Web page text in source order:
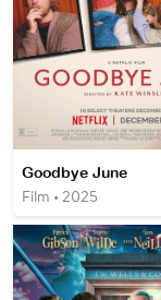
Goodbye June
Film • 2025